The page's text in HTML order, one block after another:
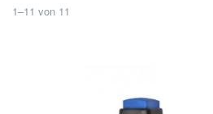
1–11 von 11